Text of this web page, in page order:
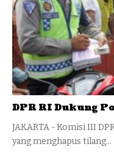
DPR RI Dukung
JAKARTA - Komisi III
yang menghapus tilang…